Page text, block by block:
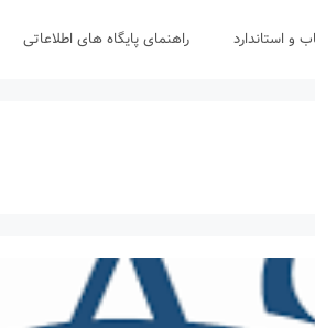
و استاندارد راهنمای پایگاه های اطلاعاتی